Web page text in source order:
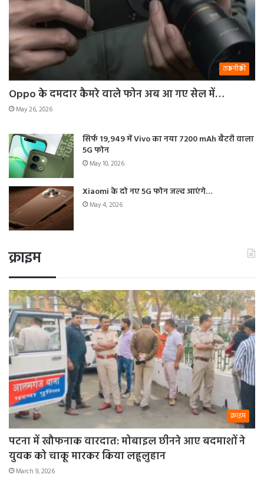
तकनीकी
Oppo के दमदार कैमरे वाले फोन अब आ गए सेल में…
May 26, 2026
सिर्फ 19,949 में Vivo का नया 7200 mAh बैटरी वाला
5G फोन
May 10, 2026
Xiaomi के दो नए 5G फोन जल्द आएंगे…
May 4, 2026
क्राइम
क्राइम
पटना में खौफनाक वारदात: मोबाइल छीनने आए बदमाशों ने
युवक को चाकू मारकर किया लहूलुहान
March 9, 2026